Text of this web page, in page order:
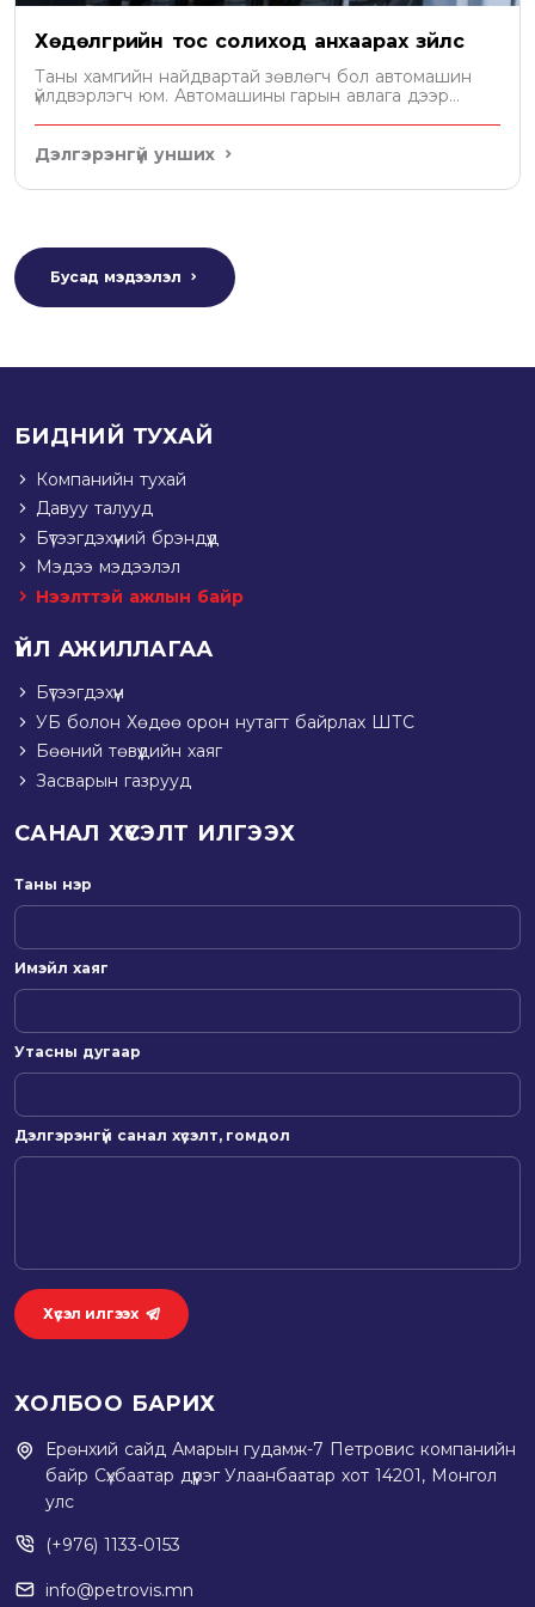
Хөдөлгүүрийн тос солиход анхаарах зүйлс
Таны хамгийн найдвартай зөвлөгч бол автомашин
үйлдвэрлэгч юм. Автомашины гарын авлага дээр
Дэлгэрэнгүй унших
Бусад мэдээлэл
БИДНИЙ ТУХАЙ
Компанийн тухай
Давуу талууд
Бүтээгдэхүүний брэндүүд
Мэдээ мэдээлэл
Нээлттэй ажлын байр
ҮЙЛ АЖИЛЛАГАА
Бүтээгдэхүүн
УБ болон Хөдөө орон нутагт байрлах ШТС
Бөөний төвүүдийн хаяг
Засварын газрууд
САНАЛ ХҮСЭЛТ ИЛГЭЭХ
Таны нэр
Имэйл хаяг
Утасны дугаар
Дэлгэрэнгүй санал хүсэлт, гомдол
Хүсэл илгээх
ХОЛБОО БАРИХ
Ерөнхий сайд Амарын гудамж-7 Петровис компанийн
байр Сүхбаатар дүүрэг Улаанбаатар хот 14201, Монгол
улс
(+976) 1133-0153
info@petrovis.mn